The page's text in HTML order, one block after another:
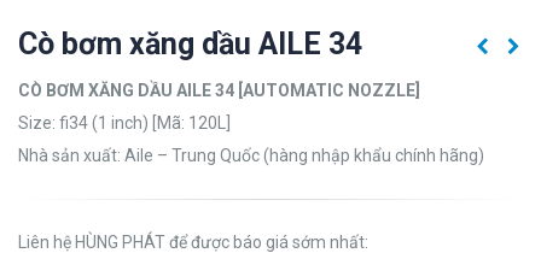
Cò bơm xăng dầu AILE 34
CÒ BƠM XĂNG DẦU AILE 34 [AUTOMATIC NOZZLE]
Size: fi34 (1 inch) [Mã: 120L]
Nhà sản xuất: Aile – Trung Quốc (hàng nhập khẩu chính hãng)
Liên hệ HÙNG PHÁT để được báo giá sớm nhất: